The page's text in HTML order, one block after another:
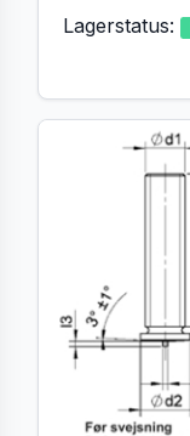
Lagerstatus: